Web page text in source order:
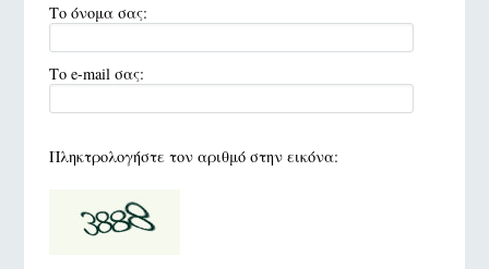
Το όνομα σας:
Το e-mail σας:
Πληκτρολογήστε τον αριθμό στην εικόνα: